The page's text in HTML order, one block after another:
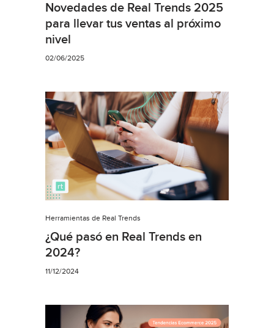
Novedades de Real Trends 2025
para llevar tus ventas al próximo
nivel
02/06/2025
Herramientas de Real Trends
¿Qué pasó en Real Trends en
2024?
11/12/2024